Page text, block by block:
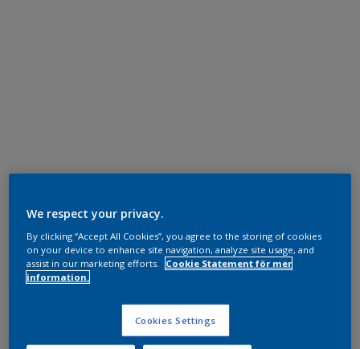
We respect your privacy.
By clicking “Accept All Cookies”, you agree to the storing of cookies
on your device to enhance site navigation, analyze site usage, and
assist in our marketing efforts.
Cookie Statement för mer
information.
Cookies Settings